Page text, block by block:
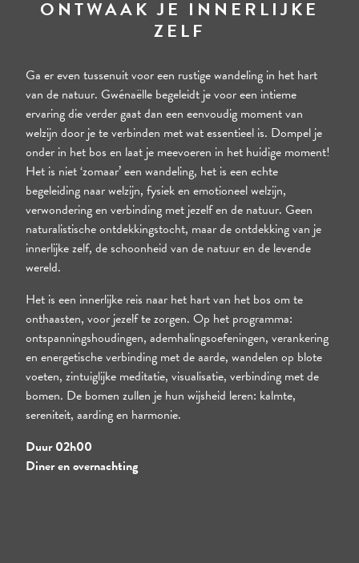
ONTWAAK JE INNERLIJKE
ZELF
Ga er even tussenuit voor een rustige wandeling in het hart
van de natuur. Gwénaëlle begeleidt je voor een intieme
ervaring die verder gaat dan een eenvoudig moment van
welzijn door je te verbinden met wat essentieel is. Dompel je
onder in het bos en laat je meevoeren in het huidige moment!
Het is niet ‘zomaar’ een wandeling, het is een echte
begeleiding naar welzijn, fysiek en emotioneel welzijn,
verwondering en verbinding met jezelf en de natuur. Geen
naturalistische ontdekkingstocht, maar de ontdekking van je
innerlijke zelf, de schoonheid van de natuur en de levende
wereld.
Het is een innerlijke reis naar het hart van het bos om te
onthaasten, voor jezelf te zorgen. Op het programma:
ontspanningshoudingen, ademhalingsoefeningen, verankering
en energetische verbinding met de aarde, wandelen op blote
voeten, zintuiglijke meditatie, visualisatie, verbinding met de
bomen. De bomen zullen je hun wijsheid leren: kalmte,
sereniteit, aarding en harmonie.
Duur 02h00
Diner en overnachting